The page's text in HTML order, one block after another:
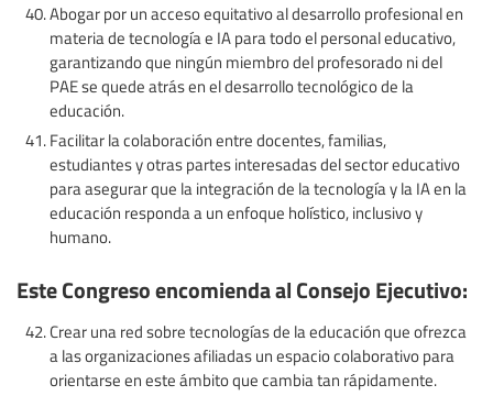
Abogar por un acceso equitativo al desarrollo profesional en
materia de tecnología e IA para todo el personal educativo,
garantizando que ningún miembro del profesorado ni del
PAE se quede atrás en el desarrollo tecnológico de la
educación.
Facilitar la colaboración entre docentes, familias,
estudiantes y otras partes interesadas del sector educativo
para asegurar que la integración de la tecnología y la IA en la
educación responda a un enfoque holístico, inclusivo y
humano.
Este Congreso encomienda al Consejo Ejecutivo:
Crear una red sobre tecnologías de la educación que ofrezca
a las organizaciones afiliadas un espacio colaborativo para
orientarse en este ámbito que cambia tan rápidamente.